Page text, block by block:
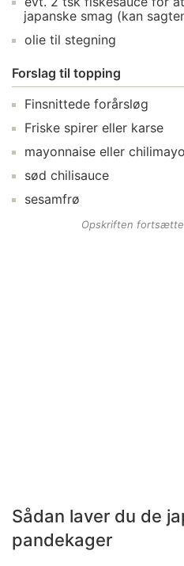
japanske smag (kan
olie til stegning
Forslag til topping
Finsnittede forårsløg
Friske spirer eller karse
mayonnaise eller chilimayo
sød chilisauce
sesamfrø
Opskriften
Sådan laver du de
pandekager